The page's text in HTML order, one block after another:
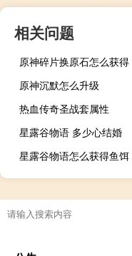
相关问题
原神碎片换原石怎么获得
原神沉默怎么升级
热血传奇圣战套属性
星露谷物语 多少心结婚
星露谷物语怎么获得鱼饵